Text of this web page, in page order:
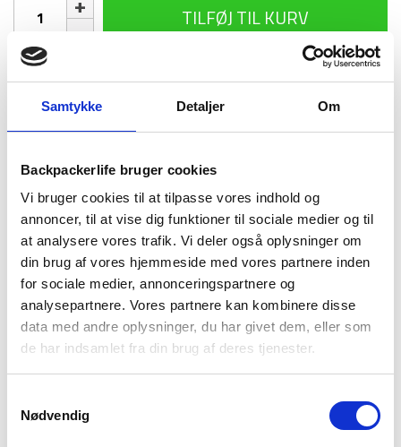
Samtykke Detaljer Om
Backpackerlife bruger cookies
Vi bruger cookies til at tilpasse vores indhold og
annoncer, til at vise dig funktioner til sociale medier og til
at analysere vores trafik. Vi deler også oplysninger om
din brug af vores hjemmeside med vores partnere inden
for sociale medier, annonceringspartnere og
analysepartnere. Vores partnere kan kombinere disse
data med andre oplysninger, du har givet dem, eller som
de har indsamlet fra din brug af deres tjenester.
Nødvendig
Case
-
Sort
TILFØJ TIL KURV
1-2 dages
levering
Fri fragt over
499 kr
100 dages
returret
BESKRIVELSE BRAND FAQ
Opbevaringsetui fra Trangia til deres komfur i 25-serien.
Etuiet kan bruges til at passe på dit komfur under transport
eller som opbevaring, så dit komfur ikke bliver ridset eller får
buler. Etuiet har EVA skum i en hårdhed af 75 og en tykkelse
på 5T.